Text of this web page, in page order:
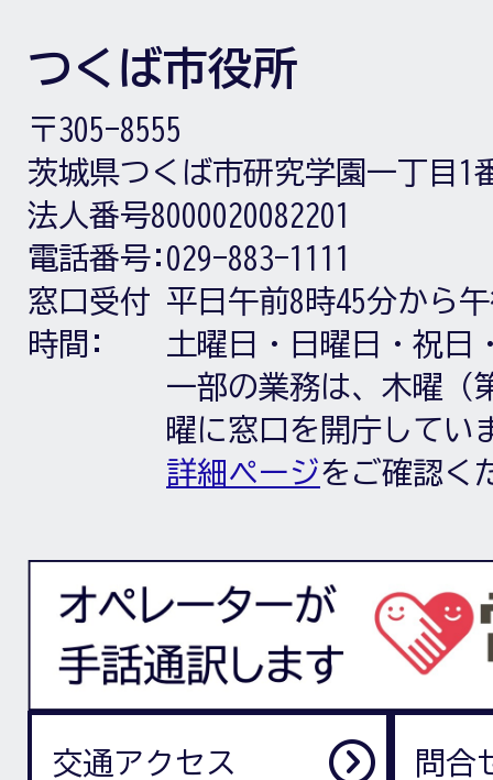
つくば市役所
〒305-8555
茨城県つくば市研究学園一丁目1
法人番号8000020082201
電話番号: 029-883-1111
窓口受付
時間:
平日午前8時45分から
土曜日・日曜日・祝日
一部の業務は、木曜（
曜に窓口を開庁してい
詳細ページをご確認く
交通アクセス 問合